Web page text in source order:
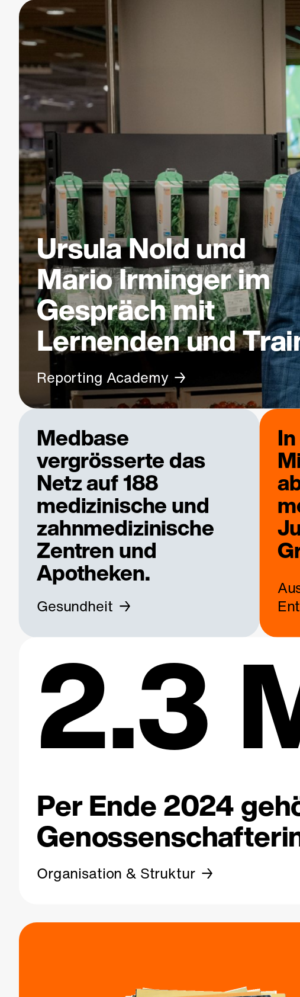
Ursula Nold und
Mario Irminger im
Gespräch mit
Lernenden und
Reporting Academy
Medbase
vergrösserte das
Netz auf 188
medizinische und
zahnmedizinische
Zentren und
Apotheken.
Gesundheit
2.3
Per Ende 2024
Organisation & Struktur